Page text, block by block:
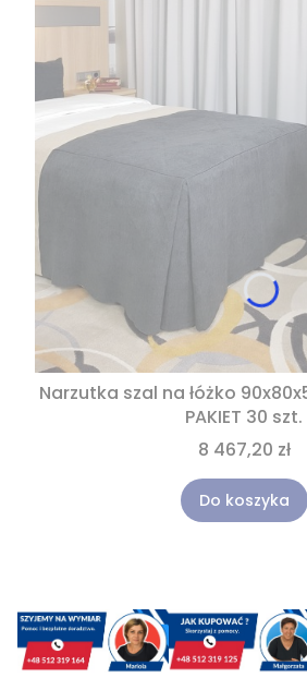
Narzutka szal na łóżko
PAKIET 30 szt.
8 467,20 zł
Do koszyka